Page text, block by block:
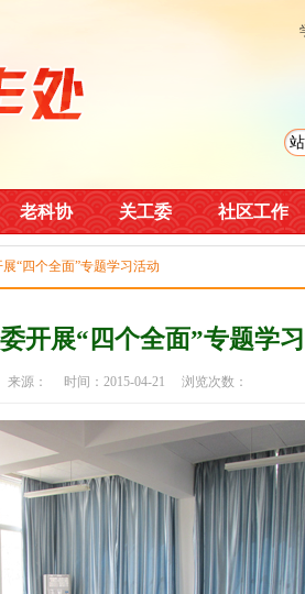
老科协 关工委 社区工作
“四个全面”专题学习活动
开展“四个全面”专题学
源： 时间：2015-04-21 浏览次数：